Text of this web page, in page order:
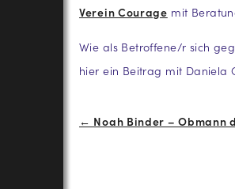
Verein Courage mit
Wie als Betroffene/r sich
hier ein Beitrag mit Daniela
← Noah Binder – Obmann